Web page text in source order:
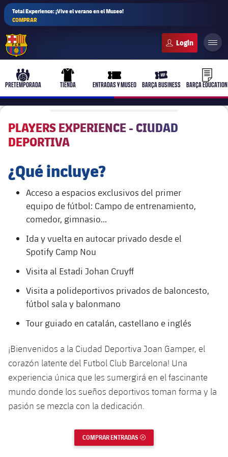
Total Experience: ¡Vive el verano en el Museo!
COMPRAR
b-play culers-ball
PRETEMPORADA
uniform
TIENDA
ticket-full
ENTRADAS Y MUSEO
ticket-
BARÇA BUSINESS BARÇA EDUCATION
plusicon
más
Estructura ejecutiva
Órganos
chevron-right
label.aria.chevronright
Documents
chevron-right
label.aria.chevronright
plusicon
más
Barça Academy
Masia 360
La Masia
plusicon
Jugadores de leyenda
PLUSICON
MÁS
plusicon
más
Actualidad
Calendario
Resultados
Palmarés
Fotos
Barça Atlètic
plusicon
más
Actualidad
Calendario
Entradas
Resultados
Clasificaciones
Jugadores
Fotos
Barça Legends
plusicon
más
Contacto
Jugadores
Partidos
Noticias
Sobre Nosotros
Formativo masculino
plusicon
más
Actualidad
Fotos
Juvenil A
Juvenil B
Formativo femenino
plusicon
más
Actualidad
Fotos
Femenino B
Femenino C
F. Barça Genuine
Campus Verano
PLUSICON
MÁS
Primer Equipo
plusicon
más
Actualidad
PLAYERS EXPERIENCE - CIUDAD
DEPORTIVA
¿Qué incluye?
Acceso a espacios exclusivos del primer
equipo de fútbol: Campo de entrenamiento,
comedor, gimnasio...
Ida yvuelta en autocar privado desde el
Spotify Camp Nou
Visita al Estadi Johan Cruyff
Visita a polideportivos privados de baloncesto,
fútbol sala y balonmano
Tour guiado en catalán, castellano e inglés
¡Bienvenidos a la Ciudad Deportiva Joan Gamper, el
corazón latente del Futbol Club Barcelona! Una
experiencia única que les sumergirá en el fascinante
mundo donde los sueños deportivos toman forma y la
pasión se mezcla con la dedicación
COMPRAR ENTRADAS